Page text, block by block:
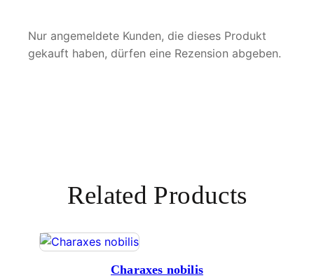
Nur angemeldete Kunden, die dieses Produkt
gekauft haben, dürfen eine Rezension abgeben.
Related Products
Charaxes nobilis